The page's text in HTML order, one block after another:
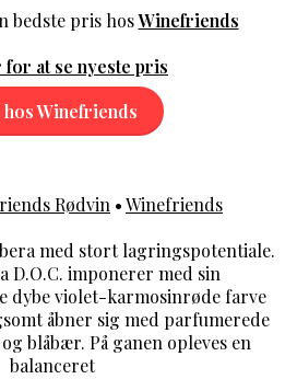
bedste pris hosWinefriends
at se nyeste pris
hos Winefriends
Rødvin •Winefriends
med stort lagringspotentiale.
D.O.C. imponerer med sin
dybe violet-karmosinrøde farve
åbner sig med parfumerede
blåbær. På ganen opleves en
balanceret